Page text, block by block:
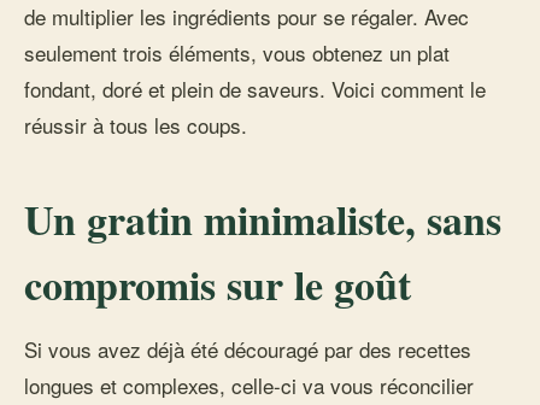
de multiplier les ingrédients pour se régaler. Avec
seulement trois éléments, vous obtenez un plat
fondant, doré et plein de saveurs. Voici comment le
réussir à tous les coups.
Un gratin minimaliste, sans
compromis sur le goût
Si vous avez déjà été découragé par des recettes
longues et complexes, celle-ci va vous réconcilier